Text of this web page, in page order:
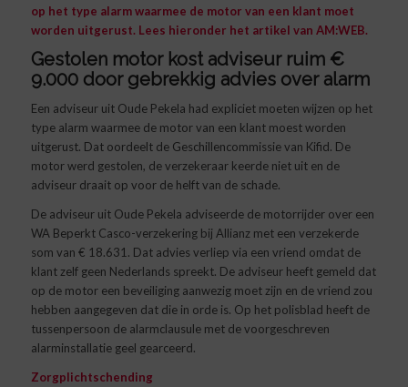
op het type alarm waarmee de motor van een klant moet
worden uitgerust. Lees hieronder het artikel van AM:WEB.
Gestolen motor kost adviseur ruim €
9.000 door gebrekkig advies over alarm
Een adviseur uit Oude Pekela had expliciet moeten wijzen op het
type alarm waarmee de motor van een klant moest worden
uitgerust. Dat oordeelt de Geschillencommissie van Kifid. De
motor werd gestolen, de verzekeraar keerde niet uit en de
adviseur draait op voor de helft van de schade.
De adviseur uit Oude Pekela adviseerde de motorrijder over een
WA Beperkt Casco-verzekering bij Allianz met een verzekerde
som van € 18.631. Dat advies verliep via een vriend omdat de
klant zelf geen Nederlands spreekt. De adviseur heeft gemeld dat
op de motor een beveiliging aanwezig moet zijn en de vriend zou
hebben aangegeven dat die in orde is. Op het polisblad heeft de
tussenpersoon de alarmclausule met de voorgeschreven
alarminstallatie geel gearceerd.
Zorgplichtschending